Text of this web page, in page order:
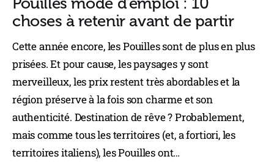
Pouilles mode d’emploi : 10
choses à retenir avant de partir
Cette année encore, les Pouilles sont de plus en plus
prisées. Et pour cause, les paysages y sont
merveilleux, les prix restent très abordables et la
région préserve à la fois son charme et son
authenticité. Destination de rêve ? Probablement,
mais comme tous les territoires (et, a fortiori, les
territoires italiens), les Pouilles ont…